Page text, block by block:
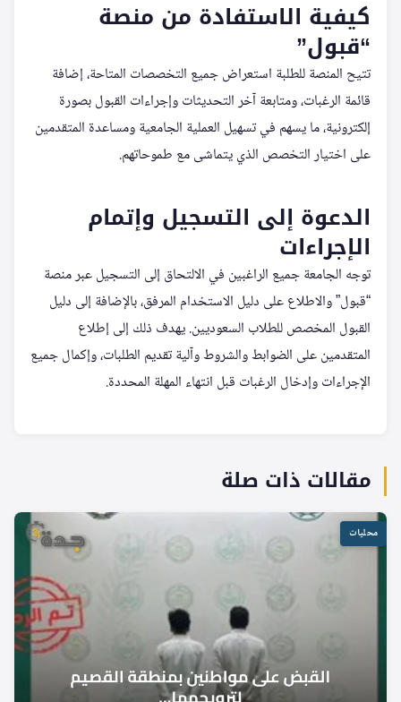
كيفية الاستفادة من منصة
“قبول”
تتيح المنصة للطلبة استعراض جميع التخصصات المتاحة، إضافة
قائمة الرغبات، ومتابعة آخر التحديثات وإجراءات القبول بصورة
إلكترونية، ما يسهم في تسهيل العملية الجامعية ومساعدة المتقدمين
على اختيار التخصص الذي يتماشى مع طموحاتهم.
الدعوة إلى التسجيل وإتمام
الإجراءات
توجه الجامعة جميع الراغبين في الالتحاق إلى التسجيل عبر منصة
“قبول” والاطلاع على دليل الاستخدام المرفق، بالإضافة إلى دليل
القبول المخصص للطلاب السعوديين. يهدف ذلك إلى إطلاع
المتقدمين على الضوابط والشروط وآلية تقديم الطلبات، وإكمال جميع
الإجراءات وإدخال الرغبات قبل انتهاء المهلة المحددة.
مقالات ذات صلة
محليات